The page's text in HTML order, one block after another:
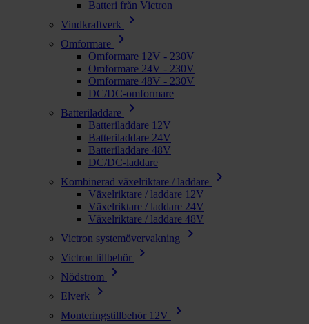
Batteri från Victron
Vindkraftverk
chevron_right
Omformare chevron_right
Omformare 12V - 230V
Omformare 24V - 230V
Omformare 48V - 230V
DC/DC-omformare
Batteriladdare
chevron_right
Batteriladdare 12V
Batteriladdare 24V
Batteriladdare 48V
DC/DC-laddare
Kombinerad växelriktare / laddare
chevron_right
Växelriktare / laddare 12V
Växelriktare / laddare 24V
Växelriktare / laddare 48V
Victron systemövervakning
chevron_right
Victron tillbehör chevron_right
Nödström chevron_right
Elverk chevron_right
Monteringstillbehör 12V chevron_right